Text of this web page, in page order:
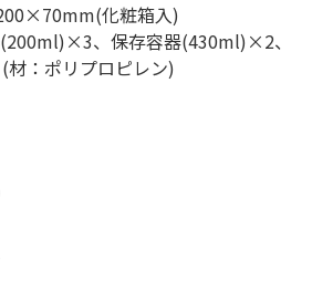
化粧箱入)
、保存容器(430ml)×2、
：ポリプロピレン)